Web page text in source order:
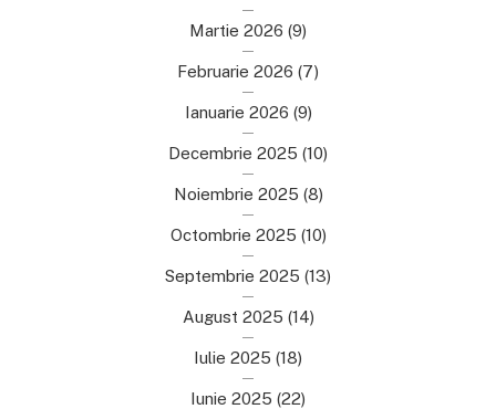
Martie 2026 (9)
Februarie 2026 (7)
Ianuarie 2026 (9)
Decembrie 2025 (10)
Noiembrie 2025 (8)
Octombrie 2025 (10)
Septembrie 2025 (13)
August 2025 (14)
Iulie 2025 (18)
Iunie 2025 (22)